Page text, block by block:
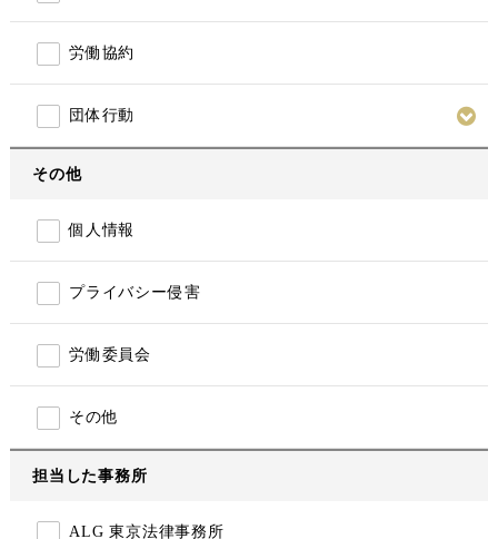
労働協約
団体行動
その他
個人情報
プライバシー侵害
労働委員会
その他
担当した事務所
ALG 東京法律事務所